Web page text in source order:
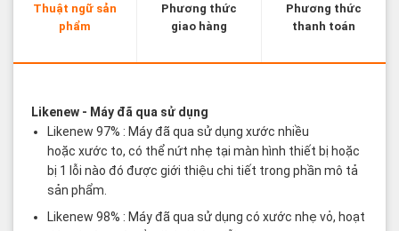
Thuật ngữ sản
phẩm
Phương thức
giao hàng
Phương thức
thanh toán
Likenew- Máy đã qua sử dụng
Likenew 97% : Máy đã qua sử dụng xước nhiều
hoặc xước to, có thể nứt nhẹ tại màn hình thiết bị hoặc
bị 1 lỗi nào đó được giới thiệu chi tiết trong phần mô tả
sản phẩm.
Likenew 98% : Máy đã qua sử dụng có xước nhẹ vỏ, hoạt